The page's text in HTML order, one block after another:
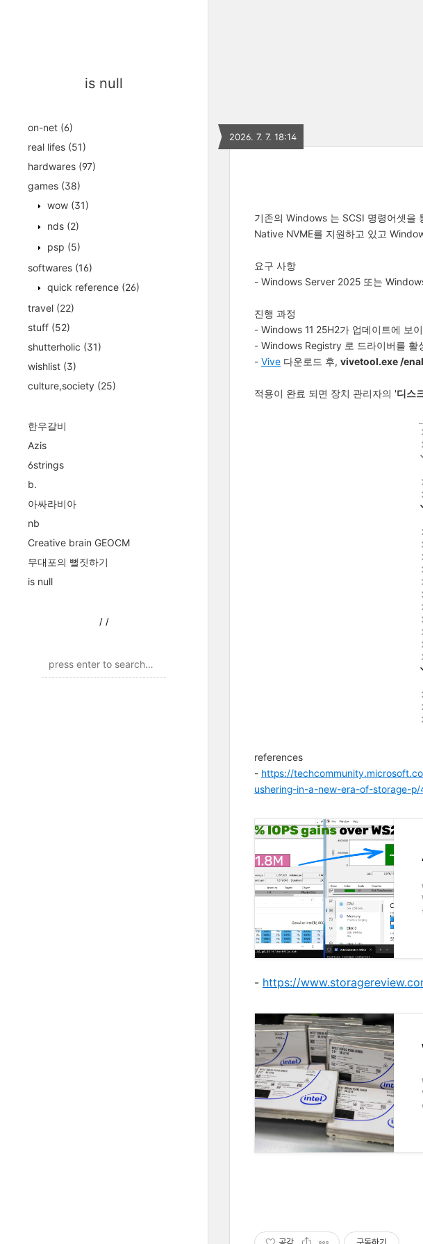
is null
on-net (6)
real lifes (51)
hardwares (97)
games (38)
wow (31)
nds (2)
psp (5)
softwares (16)
quick reference (26)
travel (22)
stuff (52)
shutterholic (31)
wishlist (3)
culture,society (25)
한우갈비
Azis
6strings
b.
아싸라비아
nb
Creative brain GEOCM
무대포의 뻘짓하기
is null
/ /
2026. 7. 7. 18:14
기존의 Windows 는 SCSI 명령어셋을
Native NVME를 지원하고 있고
요구 사항
- Windows Server 2025 또는
진행 과정
- Windows 11 25H2가 업데이트에 보
- Windows Registry 로 드라이버를 활
- Vive 다운로드 후, vivetool.exe /
적용이 완료 되면 장치 관리자의 '디스
references
- https://
ushering-in-a-new-era-of-storage-p/
- https://